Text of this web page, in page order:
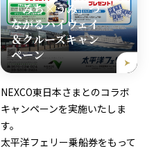
「みち×うみ」つ
ながるハイウェイ
＆クルーズキャン
ペーン
NEXCO東日本さまとのコラボ
キャンペーンを実施いたしま
す。
太平洋フェリー乗船券をもって